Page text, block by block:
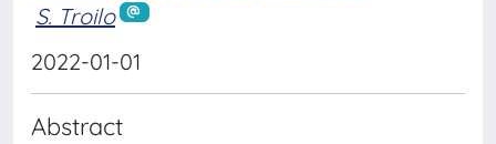
S. Troilo
2022-01-01
Abstract